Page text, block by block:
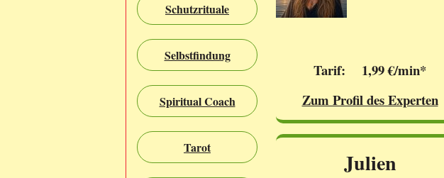
Schutzrituale
Selbstfindung
Spiritual Coach
Tarot
Tarif: 1,99 €/min*
Zum Profil des Experten
Julien